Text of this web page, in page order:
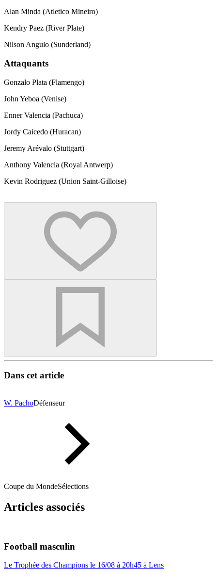
Alan Minda (Atletico Mineiro)
Kendry Paez (River Plate)
Nilson Angulo (Sunderland)
Attaquants
Gonzalo Plata (Flamengo)
John Yeboa (Venise)
Enner Valencia (Pachuca)
Jordy Caicedo (Huracan)
Jeremy Arévalo (Stuttgart)
Anthony Valencia (Royal Antwerp)
Kevin Rodriguez (Union Saint-Gilloise)
Dans cet article
W. PachoDéfenseur
Coupe du MondeSélections
Articles associés
Football masculin
Le Trophée des Champions le 16/08 à 20h45 à Lens